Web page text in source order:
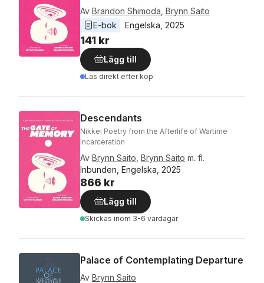
Av Brandon Shimoda Brynn Saito
E-bok
Engelska 2025
141 kr
Lägg till
Läs direkt efter köp
Descendants
Nikkei Poetry from the Afterlife of Wartime
Incarceration
Av Brynn Saito Brynn Saito m. fl.
Inbunden, Engelska, 2025
866 kr
Lägg till
Skickas inom 3-6 vardagar
Palace of Contemplating Departure
Av Brynn Saito